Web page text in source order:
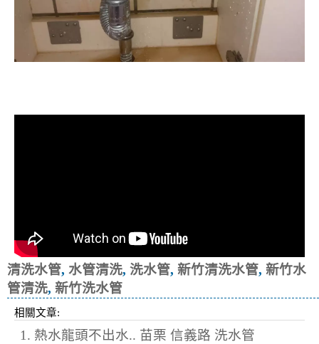
清洗水管, 水管清洗, 洗水管, 新竹清洗水管, 新竹水
管清洗, 新竹洗水管
相關文章:
1. 熱水龍頭不出水.. 苗栗 信義路 洗水管